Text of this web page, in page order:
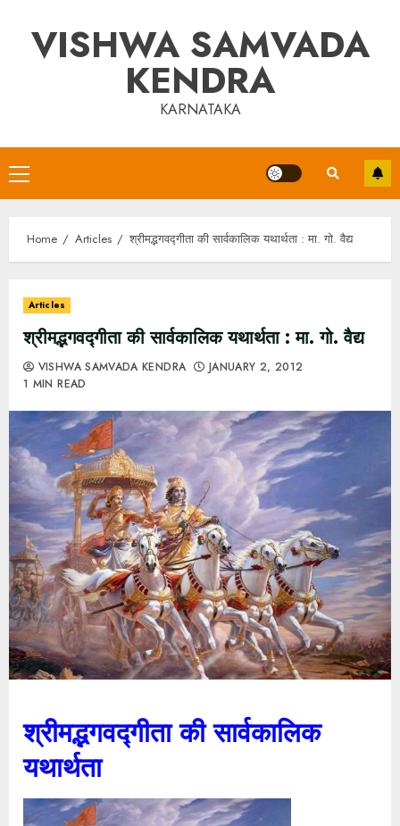
contentVISHWA SAMVADA
KENDRA
KARNATAKA
Primary
Menu
Home Articles श्रीमद्भगवद्गीता की सार्वकालिक यथार्थता : मा. गो. वैद्य
Articles
श्रीमद्भगवद्गीता की सार्वकालिक यथार्थता : मा. गो. वैद्य
VISHWA SAMVADA KENDRA
JANUARY 2, 2012
1 MIN READ
श्रीमद्भगवद्गीता की सार्वकालिक
यथार्थता